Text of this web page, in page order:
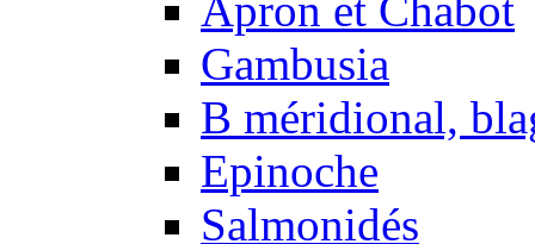
Apron et Chabot
Gambusia
B méridional,
Epinoche
Salmonidés